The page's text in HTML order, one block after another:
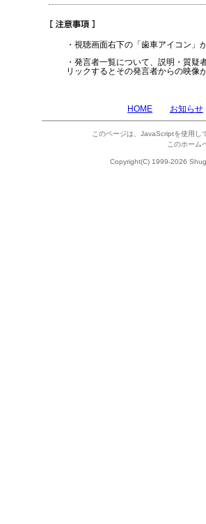
・視聴画面右下の「歯車アイコン
・発言者一覧について、説明・質
リックするとその発言者からの映像
HOME お知らせ
このページは、JavaScriptを使用
このホーム
Copyright(C) 1999-2026